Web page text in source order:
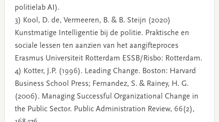
politielab AI).
3) Kool, D. de, Vermeeren, B. & B. Steijn (2020)
Kunstmatige Intelligentie bij de politie. Praktische en
sociale lessen ten aanzien van het aangifteproces
Erasmus Universiteit Rotterdam ESSB/Risbo: Rotterdam.
4) Kotter, J.P. (1996). Leading Change. Boston: Harvard
Business School Press; Fernandez, S. & Rainey, H. G.
(2006). Managing Successful Organizational Change in
the Public Sector. Public Administration Review, 66(2),